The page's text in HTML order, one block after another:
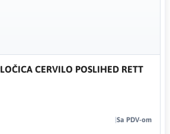
CERVILO POSLIHED RETT
Sa PDV-om